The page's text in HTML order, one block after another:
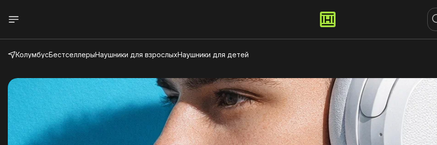
КолумбусБестселлерыНаушники для взрослыхНаушники для детей